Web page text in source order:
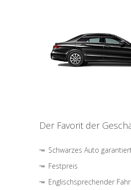
Der Favorit der
Schwarzes Auto
Festpreis
Englischsprechender